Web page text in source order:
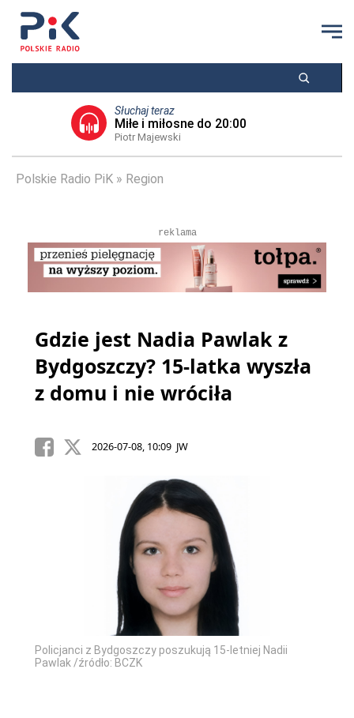
Słuchaj teraz
Miłe i miłosne do 20:00
Piotr Majewski
Polskie Radio PiK Region
reklama
Gdzie jest Nadia Pawlak z
Bydgoszczy? 15-latka wyszła
z domu i nie wróciła
2026-07-08, 10:09 JW
Policjanci z Bydgoszczy poszukują 15-letniej Nadii
Pawlak /źródło: BCZK